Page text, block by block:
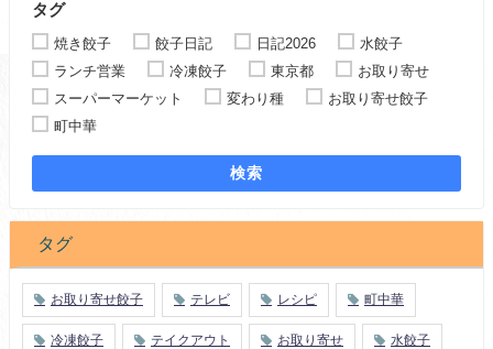
タグ
焼き餃子 餃子日記 日記2026
水餃子
ランチ営業
冷凍餃子 東京都
お取り寄せ
スーパーマーケット
変わり種
お取り寄せ餃子
町中華
検索
タグ
お取り寄せ餃子 テレビ レシピ 町中華
冷凍餃子 テイクアウト お取り寄せ 水餃子